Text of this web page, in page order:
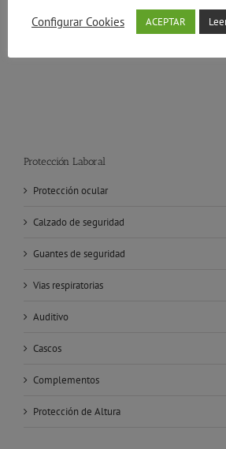
Sobre el Autor:CPomares Ropa
Protección Laboral
Protección ocular
Calzado de seguridad
Guantes de seguridad
Vias respiratorias
Auditivo
Cascos
Complementos
Protección de Altura
Configurar Cookies
ACEPTAR